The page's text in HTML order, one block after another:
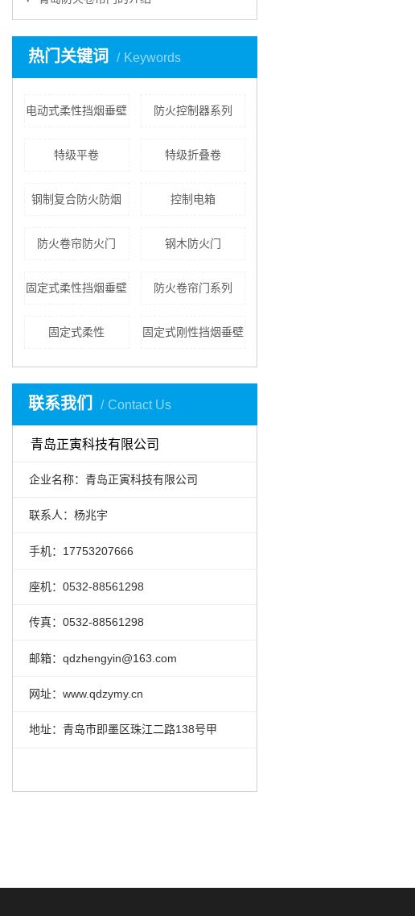
热门关键词 Keywords
电动式柔性挡烟垂壁 防火控制器系列
特级平卷 特级折叠卷
钢制复合防火防烟 控制电箱
防火卷帘防火门 钢木防火门
固定式柔性挡烟垂壁 防火卷帘门系列
固定式柔性 固定式刚性挡烟垂壁
联系我们 Contact Us
青岛正寅科技有限公司
企业名称：青岛正寅科技有限公司
联系人：杨兆宇
手机：17753207666
座机：0532-88561298
传真：0532-88561298
邮箱：qdzhengyin@163.com
网址： www.qdzymy.cn
地址：青岛市即墨区珠江二路138号甲